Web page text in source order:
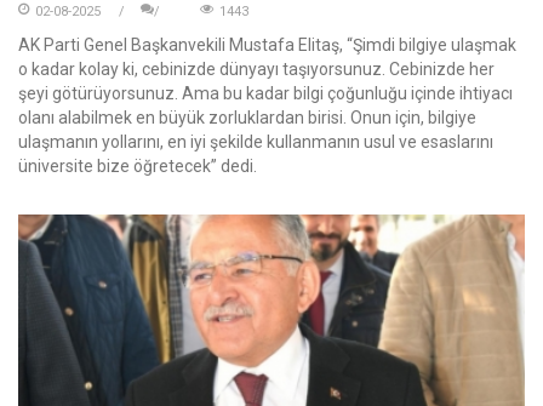
02-08-2025 1443
AK Parti Genel Başkanvekili Mustafa Elitaş, “Şimdi bilgiye ulaşmak
o kadar kolay ki, cebinizde dünyayı taşıyorsunuz. Cebinizde her
şeyi götürüyorsunuz. Ama bu kadar bilgi çoğunluğu içinde ihtiyacı
olanı alabilmek en büyük zorluklardan birisi. Onun için, bilgiye
ulaşmanın yollarını, en iyi şekilde kullanmanın usul ve esaslarını
üniversite bize öğretecek” dedi.